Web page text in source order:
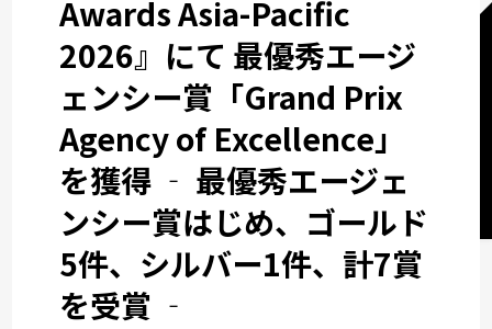
ー
ア
ー
ル
Awards Asia-Pacific
2026』にて 最優秀エージ
ェンシー賞「Grand Prix
Agency of Excellence」
を獲得 ‐ 最優秀エージェ
ンシー賞はじめ、ゴールド
5件、シルバー1件、計7賞
を受賞 ‐
採用関連情報
ウズ研
サステナビリティコミュニケーション
関西オフィス